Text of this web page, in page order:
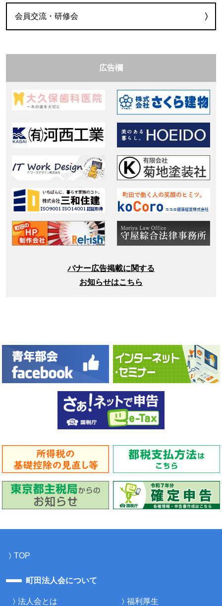
会員交流・研修会
広告欄
バナー広告掲載に関する
お知らせはこちら
TOP
町田法人会について
法人会とは 福利厚生